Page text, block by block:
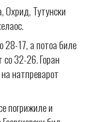
Охрид, Тутунски
28-17, а потоа биле
32-26. Горан
натпреварот
погрижиле и